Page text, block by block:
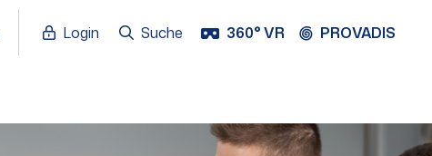
Login Suche 360° VR PROVADIS